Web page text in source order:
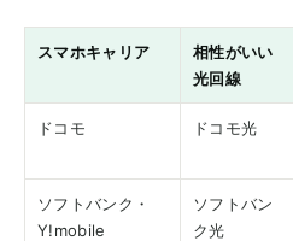
スマホキャリア
相性がいい
光回線
ドコモ ドコモ光
ソフトバンク・
Y!mobile
ソフトバン
ク光